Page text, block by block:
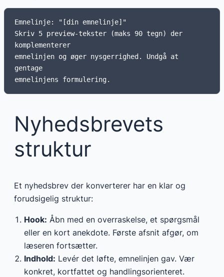
Emnelinje: "[din emnelinje]"
Skriv 5 preview-tekster (maks 90 tegn) der
komplementerer
emnelinjen og øger nysgerrighed. Undgå at
gentage
Nyhedsbrevets
struktur
Et nyhedsbrev der konverterer har en klar og
forudsigelig struktur:
Hook: Åbn med en overraskelse, et spørgsmål
eller en kort anekdote. Første afsnit afgør, om
læseren fortsætter.
Indhold: Levér det løfte, emnelinjen gav. Vær
konkret, kortfattet og handlingsorienteret.